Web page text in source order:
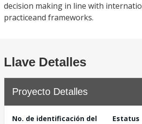
decision making in line with
practiceand frameworks.
Llave Detalles
Proyecto Detalles
No. de identificación del
Estatus